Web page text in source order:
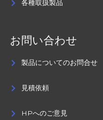
各種取扱製品
お問い合わせ
製品についてのお問合せ
見積依頼
HPへのご意見